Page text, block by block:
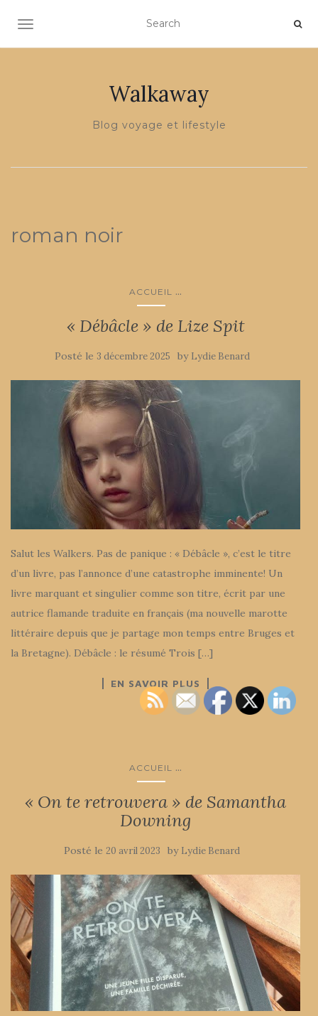
OUVRIR/FERMER LA NAVIGATION
Walkaway
Blog voyage et lifestyle
roman noir
ACCUEIL ...
« Débâcle » de Lize Spit
Posté le 3 décembre 2025 by Lydie Benard
Salut les Walkers. Pas de panique : « Débâcle », c’est le titre
d’un livre, pas l’annonce d’une catastrophe imminente! Un
livre marquant et singulier comme son titre, écrit par une
autrice flamande traduite en français (ma nouvelle marotte
littéraire depuis que je partage mon temps entre Bruges et
la Bretagne). Débâcle : le résumé Trois […]
EN SAVOIR PLUS
ACCUEIL ...
« On te retrouvera » de Samantha
Downing
Posté le 20 avril 2023 by Lydie Benard